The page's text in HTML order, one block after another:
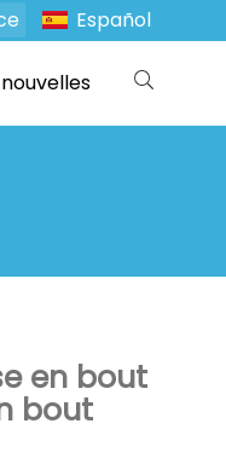
Español
en bout
bout